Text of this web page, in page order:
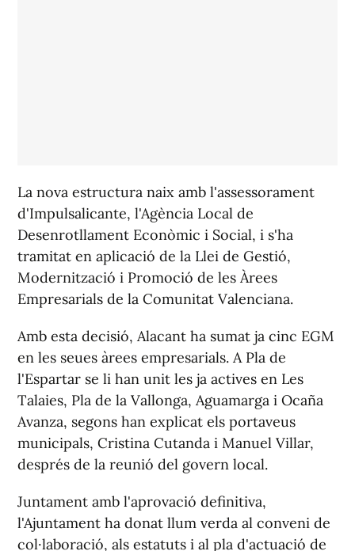
La nova estructura naix amb l'assessorament
d'Impulsalicante, l'Agència Local de
Desenrotllament Econòmic i Social, i s'ha
tramitat en aplicació de la Llei de Gestió,
Modernització i Promoció de les Àrees
Empresarials de la Comunitat Valenciana.
Amb esta decisió, Alacant ha sumat ja cinc EGM
en les seues àrees empresarials. A Pla de
l'Espartar se li han unit les ja actives en Les
Talaies, Pla de la Vallonga, Aguamarga i Ocaña
Avanza, segons han explicat els portaveus
municipals, Cristina Cutanda i Manuel Villar,
després de la reunió del govern local.
Juntament amb l'aprovació definitiva,
l'Ajuntament ha donat llum verda al conveni de
col·laboració, als estatuts i al pla d'actuació de